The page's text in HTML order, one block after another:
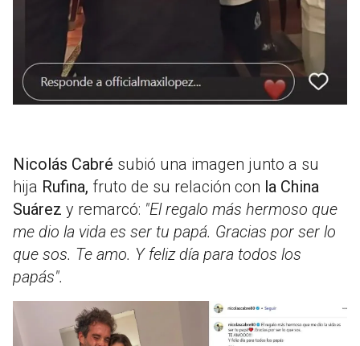
Nicolás Cabré subió una imagen junto a su
hija Rufina, fruto de su relación con la China
Suárez y remarcó: "El regalo más hermoso que
me dio la vida es ser tu papá. Gracias por ser lo
que sos. Te amo. Y feliz día para todos los
papás".